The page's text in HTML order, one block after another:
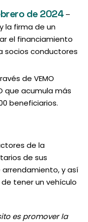
de 2024 –
la firma de un
el financiamiento
socios conductores
de VEMO
que acumula más
beneficiarios.
de la
de sus
y así
tener un vehículo
es promover la